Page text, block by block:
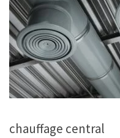
chauffage central